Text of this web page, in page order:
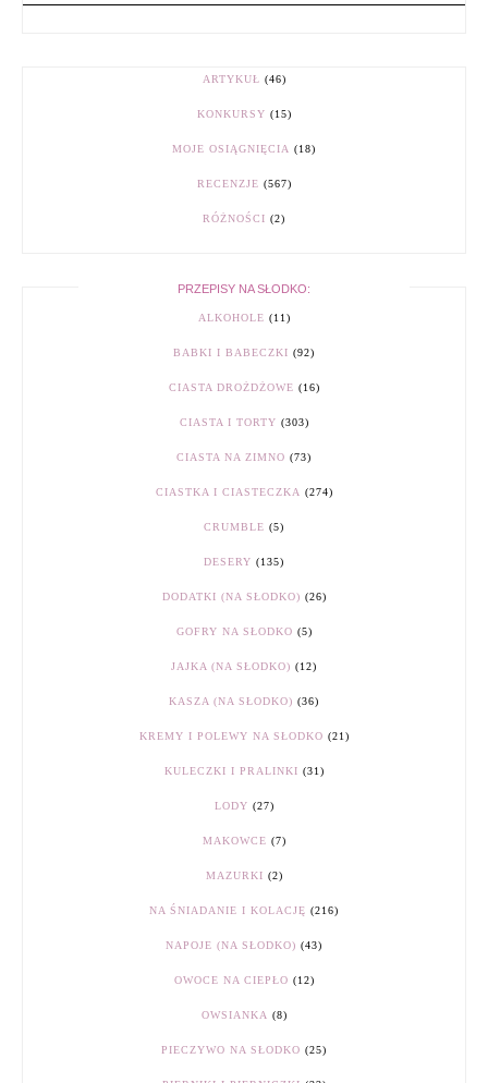
ARTYKUŁ (46)
KONKURSY (15)
MOJE OSIĄGNIĘCIA (18)
RECENZJE (567)
RÓŻNOŚCI (2)
PRZEPISY NA SŁODKO:
ALKOHOLE (11)
BABKI I BABECZKI (92)
CIASTA DROŻDŻOWE (16)
CIASTA I TORTY (303)
CIASTA NA ZIMNO (73)
CIASTKA I CIASTECZKA (274)
CRUMBLE (5)
DESERY (135)
DODATKI (NA SŁODKO) (26)
GOFRY NA SŁODKO (5)
JAJKA (NA SŁODKO) (12)
KASZA (NA SŁODKO) (36)
KREMY I POLEWY NA SŁODKO (21)
KULECZKI I PRALINKI (31)
LODY (27)
MAKOWCE (7)
MAZURKI (2)
NA ŚNIADANIE I KOLACJĘ (216)
NAPOJE (NA SŁODKO) (43)
OWOCE NA CIEPŁO (12)
OWSIANKA (8)
PIECZYWO NA SŁODKO (25)